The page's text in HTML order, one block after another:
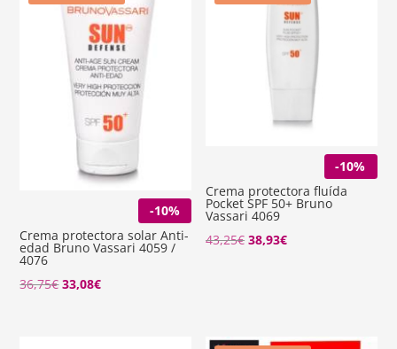
-10%
Crema protectora solar Anti-
edad Bruno Vassari 4059 /
4076
36,75€El
33,08€El
-10%
Crema protectora fluída
Pocket SPF 50+ Bruno
Vassari 4069
43,25€ El
38,93€El